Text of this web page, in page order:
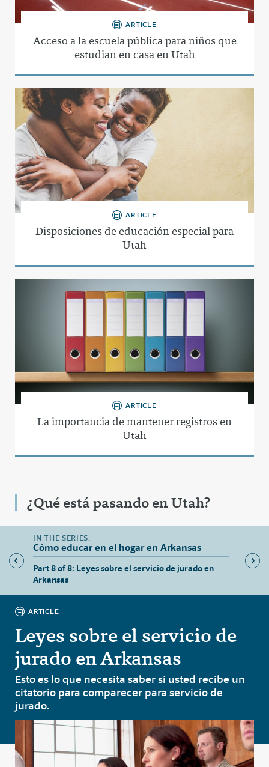
ARTICLE
Acceso a la escuela pública para niños que
estudian en casa en Utah
ARTICLE
Disposiciones de educación especial para
Utah
ARTICLE
La importancia de mantener registros en
Utah
¿Qué está pasando en Utah?
Cómo educar en el hogar en Arkansas
de
Part 8 of 8: Leyes sobre el servicio de jurado en
Arkansas
Part
ARTICLE
Leyes sobre el servicio de
jurado en Arkansas
Esto es lo que necesita saber si usted recibe un
citatorio para comparecer para servicio de
jurado.